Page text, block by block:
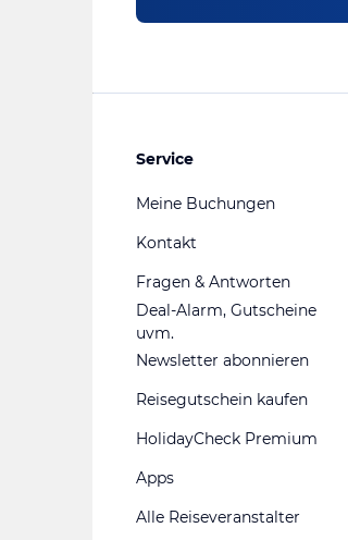
Service
Meine Buchungen
Kontakt
Fragen & Antworten
Deal-Alarm, Gutscheine
uvm.
Newsletter abonnieren
Reisegutschein kaufen
HolidayCheck Premium
Apps
Alle Reiseveranstalter